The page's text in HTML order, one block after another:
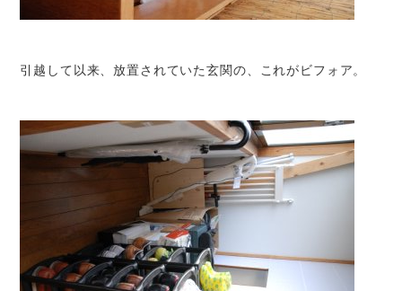
引越して以来、放置されていた玄関の、これがビフォア。